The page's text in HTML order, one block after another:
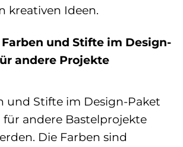
kreativen Ideen.
und Stifte im Design-
andere Projekte
und Stifte im Design-Paket
andere Bastelprojekte
Die Farben sind